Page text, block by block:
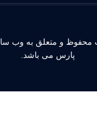
و متعلق به وب سایت
پارس می باشد.